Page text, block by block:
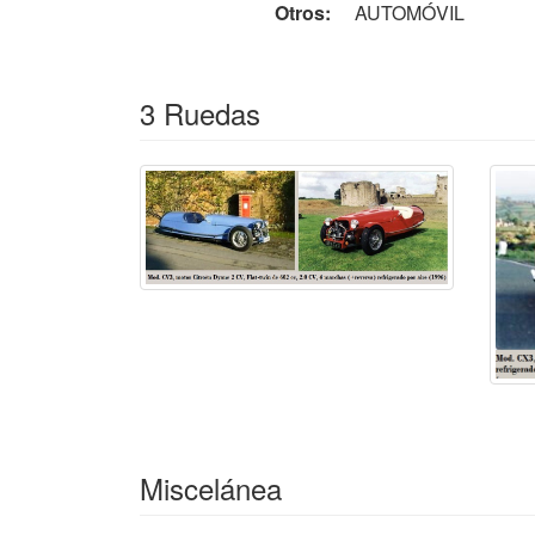
Las ventas del CX3 se incrementaron y a
1997
A finales de ese año, James Mather y David
en un éxito instantáneo. Del CV3 se
en el mismo período. Los CV3 se exportaron
En diciembre de 1999 BRA adquirió el
tamaño de la cabina, poniéndose en marcha
interpretación moderna del clásico MORGAN
Desde su lanzamiento en 1990 fabricaron
Se llevó a cabo un desarrollo del CV4, la
posterior se interrumpió debido a limitaciones
Otros:
AUTOMÓVIL
3 Ruedas
Miscelánea